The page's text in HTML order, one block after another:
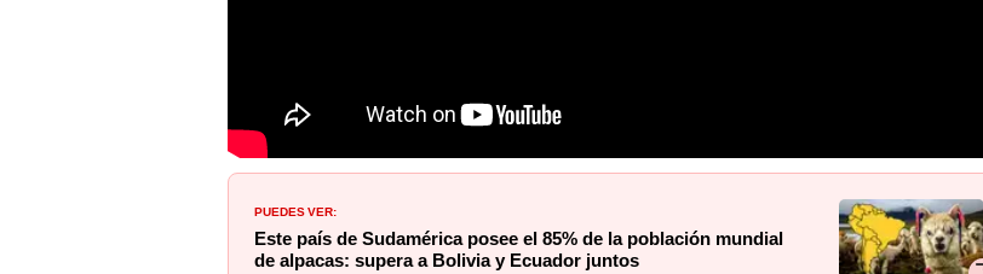
PUEDES VER:
Este país de Sudamérica posee el 85% de la población mundial
de alpacas: supera a Bolivia y Ecuador juntos